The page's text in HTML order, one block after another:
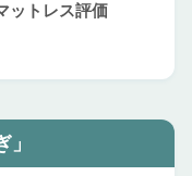
ットレス評価